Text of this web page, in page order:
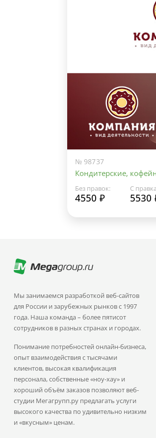
№ 98737
Кондитерские,
Без правок:
4550 ₽
С
5530
Мы занимаемся разработкой веб-сайтов
для России и зарубежных рынков с 1997
года. Наша команда – более пятисот
сотрудников в разных странах и городах.
Понимание потребностей онлайн-бизнеса,
опыт взаимодействия с тысячами
клиентов, высокая квалификация
персонала, собственные «ноу-хау» и
хороший объём заказов позволяют веб-
студии Мегагрупп.ру предлагать услуги
высокого качества по удивительно низким
и «вкусным» ценам.